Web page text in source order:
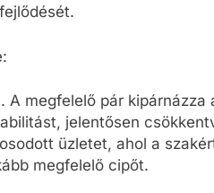
megfelelő pár
jelentősen
üzletet, ahol a
megfelelő cipőt.